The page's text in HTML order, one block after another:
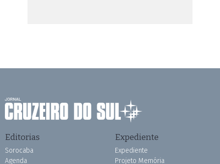
Editorias
Sorocaba
Agenda
Expediente
Expediente
Projeto Memória